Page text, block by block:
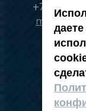
+7 (495)